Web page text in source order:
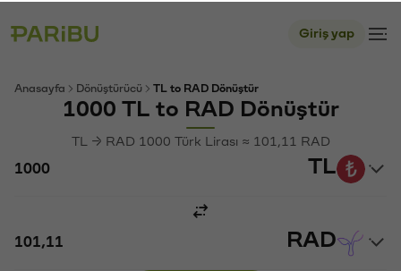
Giriş yap
Anasayfa Dönüştürücü TL to RAD Dönüştür
1000 TL to RAD Dönüştür
TL → RAD 1000 Türk Lirası ≈ 101,11 RAD
TL
RAD